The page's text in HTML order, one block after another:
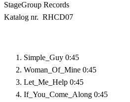
StageGroup Records
Katalog nr. RHCD07
Simple_Guy 0:45
Woman_Of_Mine 0:45
Let_Me_Help 0:45
If_You_Come_Along 0:45